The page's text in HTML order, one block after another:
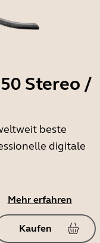
Stereo /
beste
digitale
Mehr erfahren
Kaufen